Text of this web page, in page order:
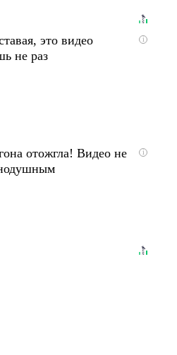
i
это видео
не раз
i
отожгла! Видео не